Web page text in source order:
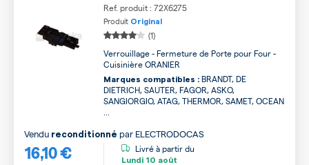
Ref. produit : 72X6275
Produit Original
(1)
Verrouillage - Fermeture de Porte pour Four -
Cuisinière ORANIER
Marques compatibles : BRANDT, DE
DIETRICH, SAUTER, FAGOR, ASKO,
SANGIORGIO, ATAG, THERMOR, SAMET, OCEAN
16,10 €
Vendu reconditionné par ELECTRODOCAS
Livré à partir du
Lundi 10 août